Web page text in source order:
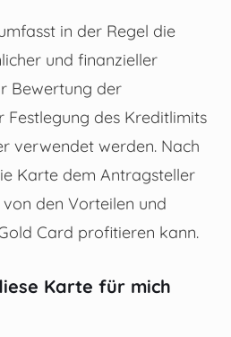
in der Regel die
und finanzieller
Bewertung der
Festlegung des Kreditlimits
verwendet werden. Nach
Karte dem Antragsteller
den Vorteilen und
Card profitieren kann.
Karte für mich